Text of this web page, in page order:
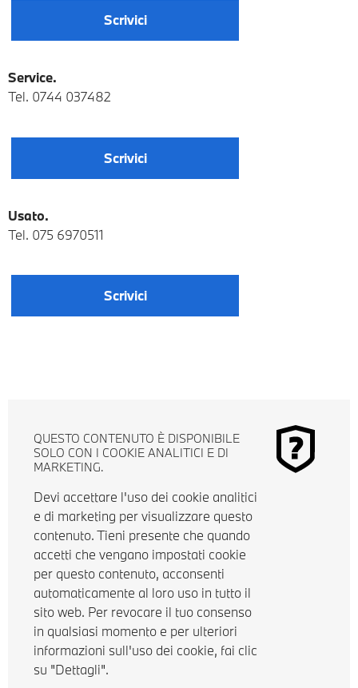
Scrivici
Service.
Tel. 0744 037482
Scrivici
Usato.
Tel. 075 6970511
Scrivici
QUESTO CONTENUTO È DISPONIBILE
SOLO CON I COOKIE ANALITICI E DI
MARKETING.
Devi accettare l'uso dei cookie analitici
e di marketing per visualizzare questo
contenuto. Tieni presente che quando
accetti che vengano impostati cookie
per questo contenuto, acconsenti
automaticamente al loro uso in tutto il
sito web. Per revocare il tuo consenso
in qualsiasi momento e per ulteriori
informazioni sull'uso dei cookie, fai clic
su "Dettagli".